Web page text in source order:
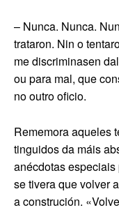
– Nunca. Nunca.
trataron. Nin o
me discriminasen
ou para mal, que
no outro oficio.
Rememora aqueles
tinguidos da máis
anécdotas
se tivera que volver
a construción.